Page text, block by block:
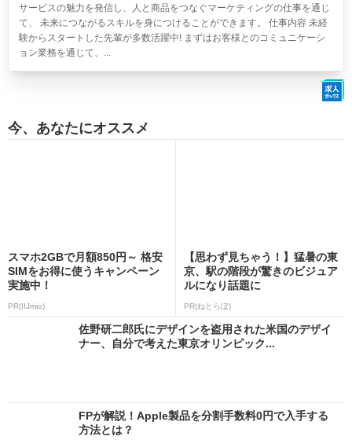
サービスの魅力を発信し、人と商品をつなぐマーケティングの仕事を通じ
て、 未来につながるスキルを身につけることができます。 仕事内容 未経
験からスタートした先輩が多数活躍中! まずはお客様とのコミュニケーシ
ョン業務を通じて、...
今、あなたにオススメ
スマホ2GBで月額850円～ 格安
SIMをお得に使うキャンペーン
実施中！
PR(IIJmio)
【思わず見ちゃう！】猛暑の東
京、駅の階段が驚きのビジュア
ルになり話題に
PR(ねとらぼ)
佐野研二郎氏にデザインを盗用された米国のデザイ
ナー、自分で考えた東京オリンピック...
FPが解説！Apple製品を分割手数料0円で入手する
方法とは？